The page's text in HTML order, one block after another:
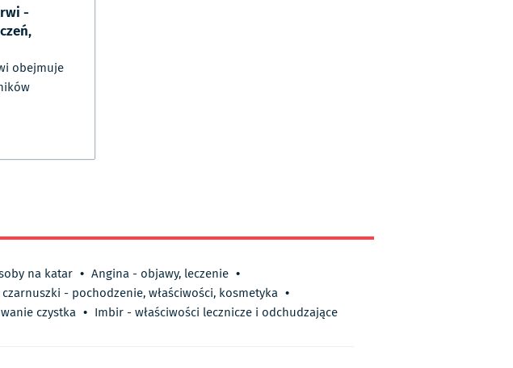
-
obejmuje
na katar • Angina - objawy, leczenie •
czarnuszki - pochodzenie, właściwości, kosmetyka •
czystka • Imbir - właściwości lecznicze i odchudzające